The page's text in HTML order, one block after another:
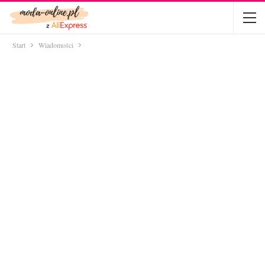
Start Wiadomości